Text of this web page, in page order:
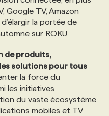
Google TV, Amazon
la portée de
sur ROKU.
de produits,
solutions pour tous
la force du
les initiatives
du vaste écosystème
mobiles et TV